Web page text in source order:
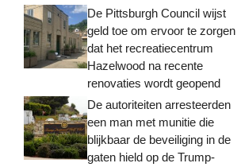
De Pittsburgh Council wijst
geld toe om ervoor te zorgen
dat het recreatiecentrum
Hazelwood na recente
renovaties wordt geopend
De autoriteiten arresteerden
een man met munitie die
blijkbaar de beveiliging in de
gaten hield op de Trump-